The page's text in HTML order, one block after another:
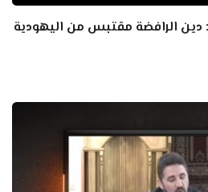
دين الرافضة مقتبس من اليهودية